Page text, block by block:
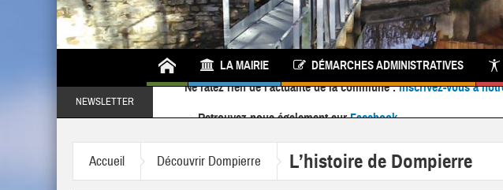
LA MAIRIE DÉMARCHES ADMINISTRATIVES
NEWSLETTER
Accueil
Découvrir Dompierre L’histoire de Dompierre